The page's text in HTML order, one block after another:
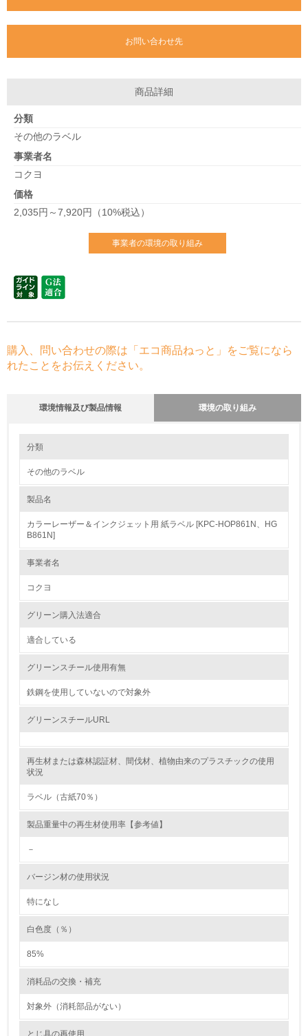
お問い合わせ先
商品詳細
分類
その他のラベル
事業者名
コクヨ
価格
2,035円～7,920円（10%税込）
事業者の環境の取り組み
購入、問い合わせの際は「エコ商品ねっと」をご覧になら
れたことをお伝えください。
環境情報及び製品情報 環境の取り組み
1.環境取り組み体制
環境方針を持っている
環境対応の責任体制を定めている
環境問題に関する従業員教育を行っている
自社に関係する主要な環境法規制を把握し、順守している
レベル2
かしている
従業員が環境方針に基づいて自分の業務の中で行うべき環
→ 導入している規格名 ISO14001
第三者認証を取得している
分類
その他のラベル
製品名
カラーレーザー＆インクジェット用 紙ラベル [KPC-HOP861N、HG
B861N]
事業者名
コクヨ
グリーン購入法適合
適合している
グリーンスチール使用有無
鉄鋼を使用していないので対象外
グリーンスチールURL
再生材または森林認証材、間伐材、植物由来のプラスチックの使用
状況
ラベル（古紙70％）
製品重量中の再生材使用率【参考値】
－
バージン材の使用状況
特になし
白色度（％）
85%
消耗品の交換・補充
対象外（消耗部品がない）
とじ具の再使用